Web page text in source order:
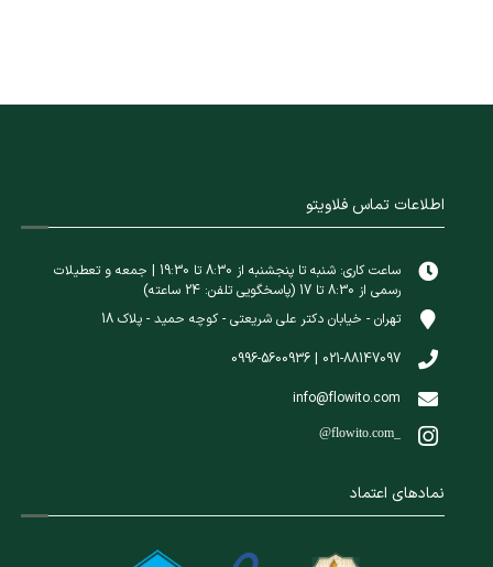
اطلاعات تماس فلاویتو
ساعت کاری: شنبه تا پنجشنبه از 8:30 تا 19:30 | جمعه و تعطیلات
رسمی از 8:30 تا 17 (پاسخگویی تلفن: 24 ساعته)
تهران - خیابان دکتر علی شریعتی - کوچه حمید - پلاک 18
021-88147097 | 0996-5600936
info@flowito.com
@flowito.com_
نمادهای اعتماد